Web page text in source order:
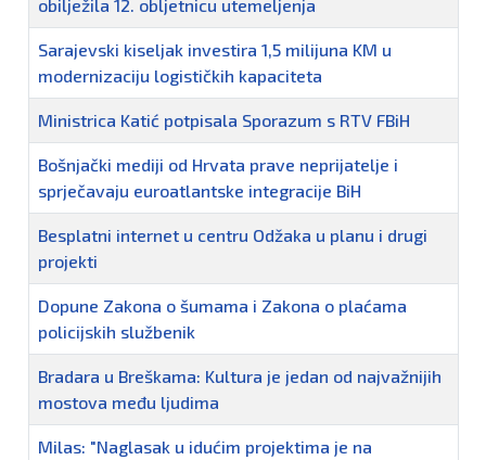
obilježila 12. obljetnicu utemeljenja
Sarajevski kiseljak investira 1,5 milijuna KM u
modernizaciju logističkih kapaciteta
Ministrica Katić potpisala Sporazum s RTV FBiH
Bošnjački mediji od Hrvata prave neprijatelje i
sprječavaju euroatlantske integracije BiH
Besplatni internet u centru Odžaka u planu i drugi
projekti
Dopune Zakona o šumama i Zakona o plaćama
policijskih službenik
Bradara u Breškama: Kultura je jedan od najvažnijih
mostova među ljudima
Milas: "Naglasak u idućim projektima je na